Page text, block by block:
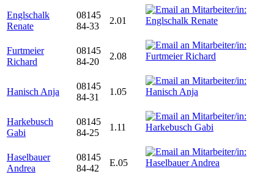
Englschalk
Renate
08145
84-33
2.01
Furtmeier
Richard
08145
84-20
2.08
Hanisch Anja
08145
84-31
1.05
Harkebusch
Gabi
08145
84-25
1.11
Haselbauer
Andrea
08145
84-42
E.05